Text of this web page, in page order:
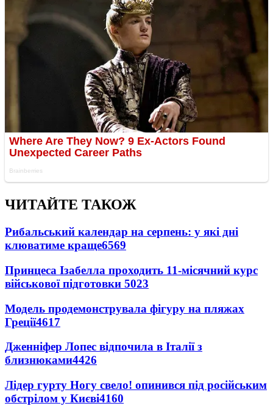
ЧИТАЙТЕ ТАКОЖ
Рибальський календар на серпень: у які дні
клюватиме краще6569
Принцеса Ізабелла проходить 11-місячний курс
військової підготовки 5023
Модель продемонструвала фігуру на пляжах
Греції4617
Дженніфер Лопес відпочила в Італії з
близнюками4426
Лідер гурту Ногу свело! опинився під російським
обстрілом у Києві4160